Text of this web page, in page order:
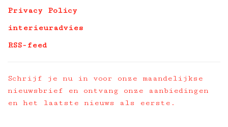
Privacy Policy
interieuradvies
RSS-feed
Schrijf je nu in voor onze maandelijkse
nieuwsbrief en ontvang onze aanbiedingen
en het laatste nieuws als eerste.